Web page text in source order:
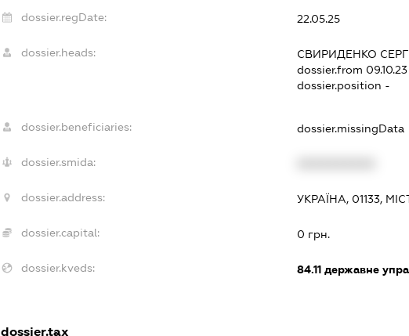
dossier.regDate: 22.05.25
dossier.heads: СВИРИДЕНКО
dossier.from 09.10.23
dossier.position -
dossier.beneficiaries: dossier.missingData
dossier.smida:
dossier.address: УКРАЇНА, 01133,
dossier.capital: 0 грн.
dossier.kveds: 84.11 державне
dossier.tax